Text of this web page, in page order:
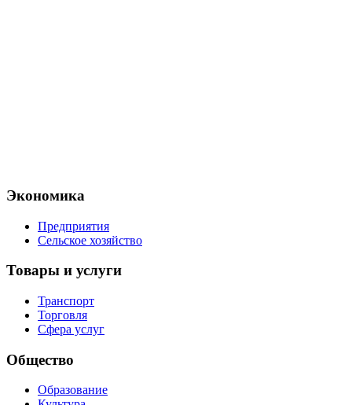
Экономика
Предприятия
Сельское хозяйство
Товары и услуги
Транспорт
Торговля
Сфера услуг
Общество
Образование